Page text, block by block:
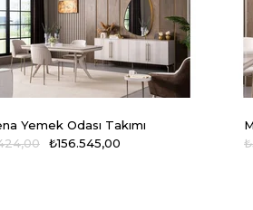
Yemek Odası Takımı
₺156.545,00